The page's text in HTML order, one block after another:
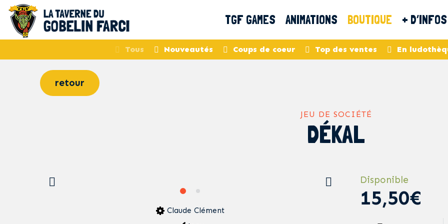
TGF GAMES ANIMATIONS BOUTIQUE + D’INFOS
Tous Nouveautés Coups de coeur Top des ventes En
retour
JEU DE SOCIÉTÉ
DÉKAL
Claude Clément
Disponible
15,50€